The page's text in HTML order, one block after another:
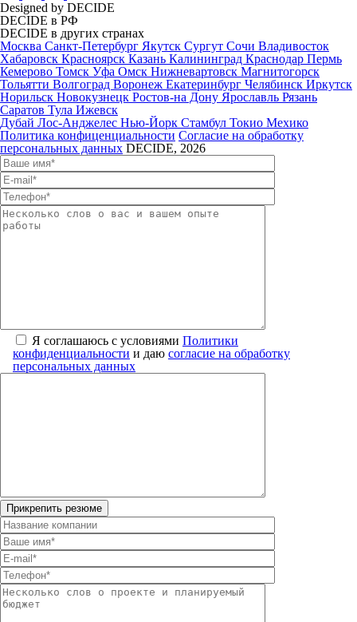
Designed by DECIDE
DECIDE в РФ
DECIDE в других странах
Москва Санкт-Петербург Якутск Сургут Сочи Владивосток
Хабаровск Красноярск Казань Калининград Краснодар Пермь
Кемерово Томск Уфа Омск Нижневартовск Магнитогорск
Тольятти Волгоград Воронеж Екатеринбург Челябинск Иркутск
Норильск Новокузнецк Ростов-на Дону Ярославль Рязань
Саратов Тула Ижевск
Дубай Лос-Анджелес Нью-Йорк Стамбул Токио Мехико
Политика конфиценциальности Согласие на обработку
персональных данных DECIDE, 2026
Я соглашаюсь с условиями Политики
конфиденциальности и даю согласие на обработку
персональных данных